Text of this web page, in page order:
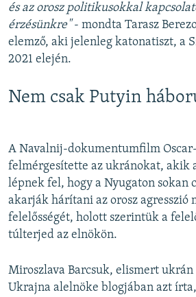
és az orosz politikusokkal
érzésünkre"- mondta Tarasz
elemző, aki jelenleg katonatiszt, a
2021 elején.
Nem csak Putyin
A Navalnij-dokumentumfilm
felmérgesítette az ukránokat, akik
lépnek fel, hogy a Nyugaton sokan
akarják hárítani az orosz agresszió
felelősségét, holott szerintük a
túlterjed az elnökön.
Miroszlava Barcsuk, elismert ukrán
Ukrajna alelnöke blogjában azt